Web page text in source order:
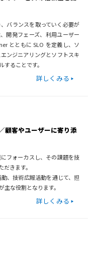
バランスを取っていく必要が
開発フェーズ、利用ユーザー
とともに SLO を定義し、ソ
ンジニアリングとソフトスキ
ることです。
詳しくみる
客やユーザーに寄り添
フォーカスし、その課題を技
きます。
、技術広報活動を通じて、担
な役割となります。
詳しくみる